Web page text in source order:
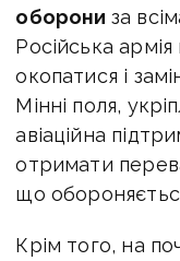
оборони за
Російська
окопатися і
Мінні поля,
авіаційна
отримати
що
Крім того, на